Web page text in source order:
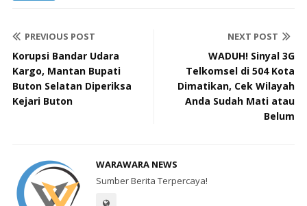
PREVIOUS POST
Korupsi Bandar Udara
Kargo, Mantan Bupati
Buton Selatan Diperiksa
Kejari Buton
NEXT POST
WADUH! Sinyal 3G
Telkomsel di 504 Kota
Dimatikan, Cek Wilayah
Anda Sudah Mati atau
Belum
WARAWARA NEWS
Sumber Berita Terpercaya!